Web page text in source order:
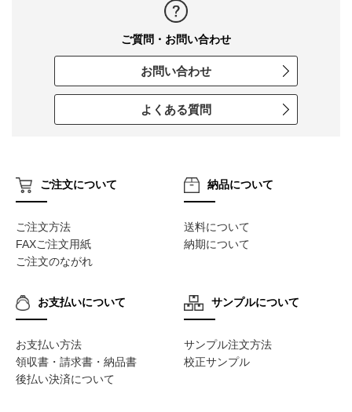
ご質問・お問い合わせ
お問い合わせ
よくある質問
ご注文について
ご注文方法
FAXご注文用紙
ご注文のながれ
納品について
送料について
納期について
お支払いについて
お支払い方法
領収書・請求書・納品書
後払い決済について
サンプルについて
サンプル注文方法
校正サンプル